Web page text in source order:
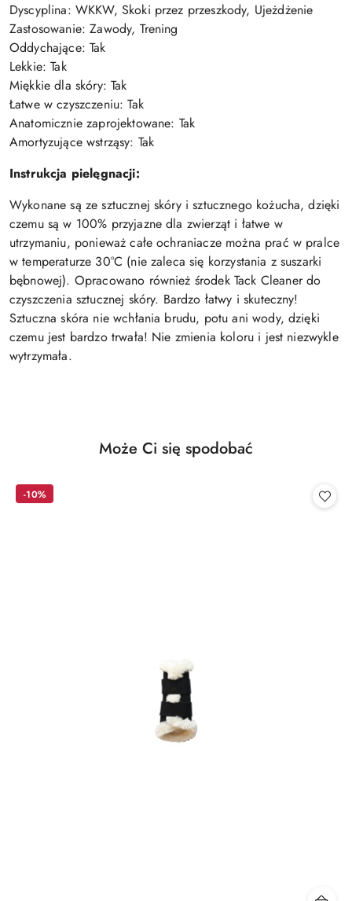
Dyscyplina: WKKW, Skoki przez przeszkody, Ujeżdżenie
Zastosowanie: Zawody, Trening
Oddychające: Tak
Lekkie: Tak
Miękkie dla skóry: Tak
Łatwe w czyszczeniu: Tak
Anatomicznie zaprojektowane: Tak
Amortyzujące wstrząsy: Tak
Instrukcja pielęgnacji:
Wykonane są ze sztucznej skóry i sztucznego kożucha, dzięki
czemu są w 100% przyjazne dla zwierząt i łatwe w
utrzymaniu, ponieważ całe ochraniacze można prać w pralce
w temperaturze 30°C (nie zaleca się korzystania z suszarki
bębnowej). Opracowano również środek Tack Cleaner do
czyszczenia sztucznej skóry. Bardzo łatwy i skuteczny!
Sztuczna skóra nie wchłania brudu, potu ani wody, dzięki
czemu jest bardzo trwała! Nie zmienia koloru i jest niezwykle
wytrzymała.
Pomiń karuzelę produktów
Produkty
Może Ci się spodobać
-10%